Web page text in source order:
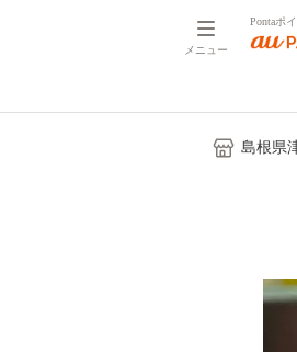
メニュー
Pontaポ
島根県